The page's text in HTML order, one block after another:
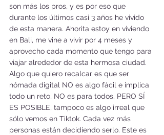
son más los pros, y es por eso que
durante los últimos casi 3 años he vivido
de esta manera. Ahorita estoy en viviendo
en Bali, me vine a vivir por 4 meses y
aprovecho cada momento que tengo para
viajar alrededor de esta hermosa ciudad.
Algo que quiero recalcar es que ser
nómada digital NO es algo fácil e implica
todo un reto, NO es para todos. PERO SÍ
ES POSIBLE, tampoco es algo irreal que
sólo vemos en Tiktok. Cada vez más
personas están decidiendo serlo. Este es